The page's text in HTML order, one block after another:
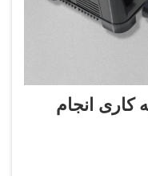
کاری انجام